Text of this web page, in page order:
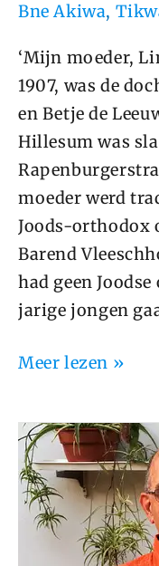
Bne Akiwa,
‘Mijn moeder,
1907, was de
en Betje de
Hillesum was
moeder werd
Joods-orthodox
Barend
had geen
jarige jongen
Meer lezen »
Frits
Cohen